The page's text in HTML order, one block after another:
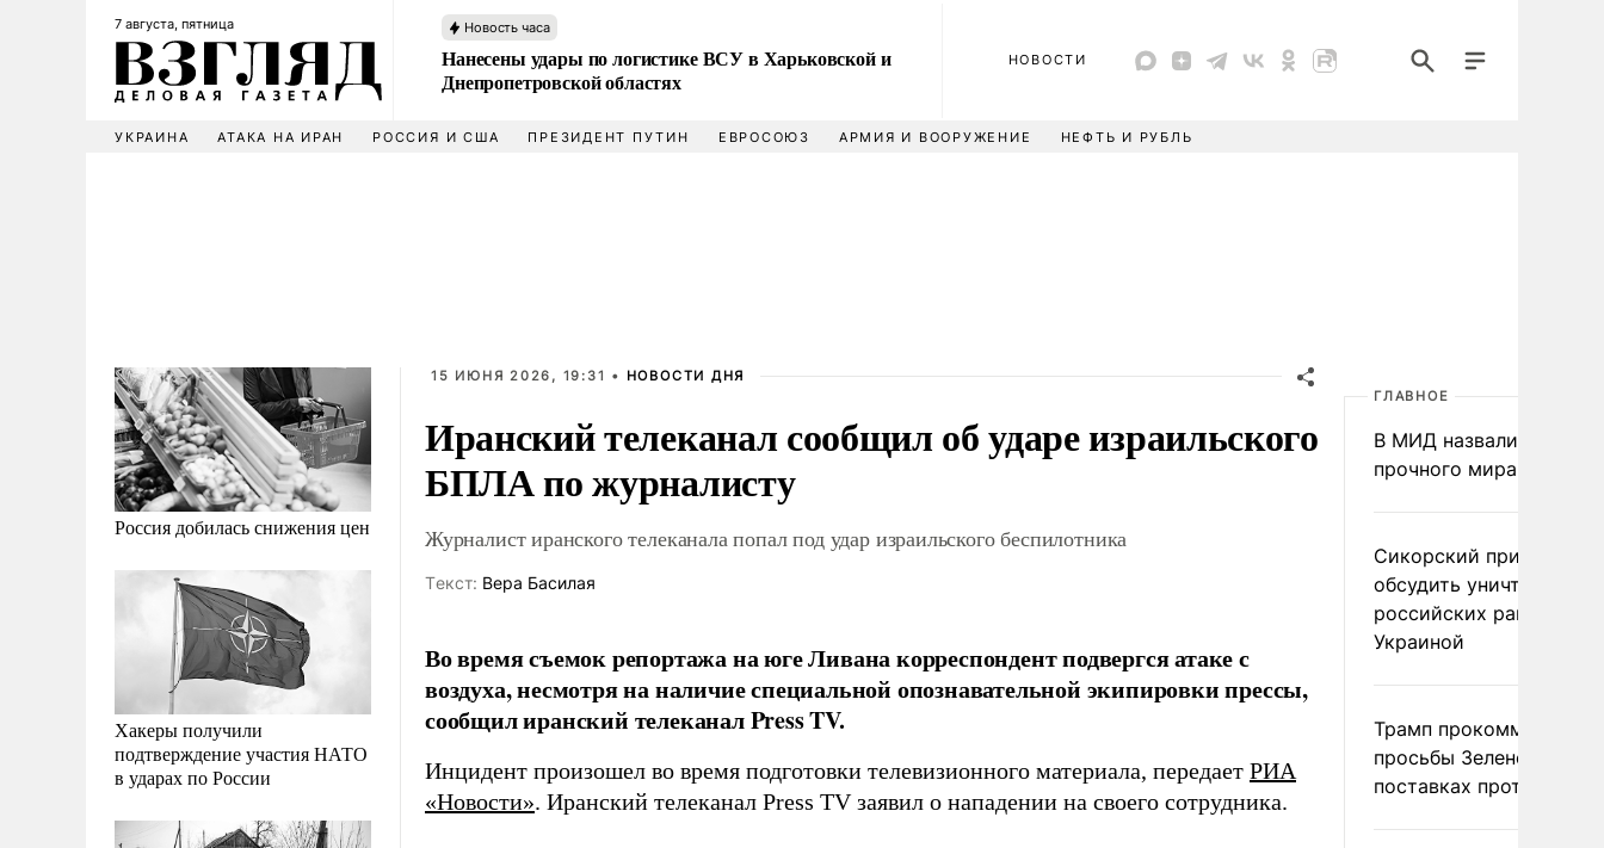
7 августа, пятница Новость часа
Нанесены удары по логистике ВСУ в Харьковской и
Днепропетровской областях
НОВОСТИ
УКРАИНА АТАКА НА ИРАН РОССИЯ И США ПРЕЗИДЕНТ ПУТИН ЕВРОСОЮЗ АРМИЯ И ВООРУЖЕНИЕ НЕФТЬ И РУБЛЬ
Россия добилась снижения цен
Хакеры получили
подтверждение участия НАТО
в ударах по России
15 ИЮНЯ 2026, 19:31 • НОВОСТИ ДНЯ
Иранский телеканал сообщил об ударе израильского
БПЛА по журналисту
Журналист иранского телеканала попал под удар израильского беспилотника
Tекст: Вера Басилая
Во время съемок репортажа на юге Ливана корреспондент подвергся атаке с
воздуха, несмотря на наличие специальной опознавательной экипировки прессы,
сообщил иранский телеканал Press TV.
Инцидент произошел во время подготовки телевизионного материала, передает РИА
«Новости». Иранский телеканал Press TV заявил о нападении на своего сотрудника.
ГЛАВНОЕ
В МИД назвали условия
прочного мира на
Сикорский призвал
обсудить уничтожение
российских ракет над
Украиной
Трамп
просьбы Зеленского о
поставках